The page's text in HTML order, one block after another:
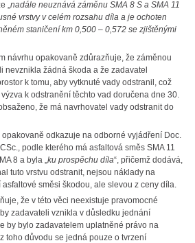
„nadále neuznává záměnu SMA 8 S a SMA 11
vrstvy v celém rozsahu díla a je ochoten
staničení km 0,500 – 0,572 se zjištěnými
návrhu opakovaně zdůrazňuje, že záměnou
nevznikla žádná škoda a že zadavatel
k tomu, aby vytknuté vady odstranil, což
k odstranění těchto vad doručena dne 30.
že má navrhovatel vady odstranit do
opakovaně odkazuje na odborné vyjádření Doc.
podle kterého má asfaltová směs SMA 11
8 a byla „ku prospěchu díla“, přičemž dodává,
tuto vrstvu odstranit, nejsou náklady na
směsi škodou, ale slevou z ceny díla.
že v této věci neexistuje pravomocné
zadavateli vznikla v důsledku jednání
by bylo zadavatelem uplatněné právo na
toho důvodu se jedná pouze o tvrzení